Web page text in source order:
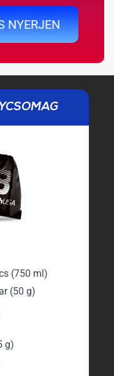
NYERJEN
(750 ml)
(50 g)
g)